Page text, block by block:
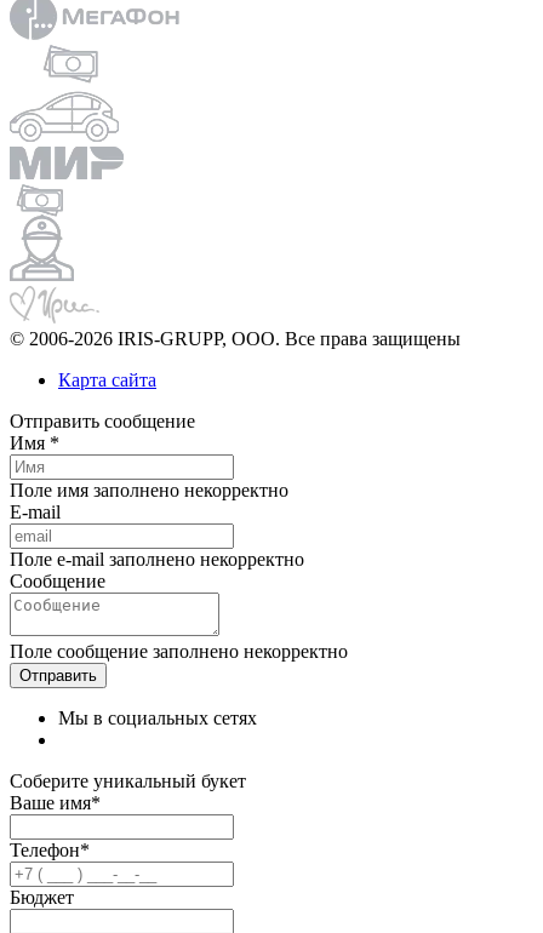
© 2006-2026 IRIS-GRUPP, OOO. Все права защищены
Карта сайта
Отправить сообщение
Имя *
Поле имя заполнено некорректно
E-mail
Поле e-mail заполнено некорректно
Сообщение
Поле сообщение заполнено некорректно
Мы в социальных сетях
Соберите уникальный букет
Ваше имя*
Телефон*
Бюджет